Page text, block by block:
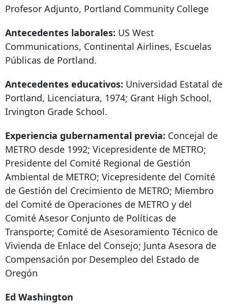
Profesor Adjunto, Portland Community College
Antecedentes laborales: US West
Communications, Continental Airlines, Escuelas
Públicas de Portland.
Antecedentes educativos: Universidad Estatal de
Portland, Licenciatura, 1974; Grant High School,
Irvington Grade School.
Experiencia gubernamental previa: Concejal de
METRO desde 1992; Vicepresidente de METRO;
Presidente del Comité Regional de Gestión
Ambiental de METRO; Vicepresidente del Comité
de Gestión del Crecimiento de METRO; Miembro
del Comité de Operaciones de METRO y del
Comité Asesor Conjunto de Políticas de
Transporte; Comité de Asesoramiento Técnico de
Vivienda de Enlace del Consejo; Junta Asesora de
Compensación por Desempleo del Estado de
Oregón
Ed Washington